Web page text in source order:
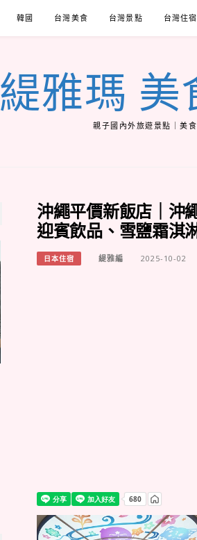
韓國 台灣美食 台灣景點 台灣住宿
緹雅瑪 美
親子國內外旅遊景點｜美
沖繩平價新飯店｜沖
迎賓飲品、雪鹽霜淇
日本住宿 緹雅編 2025-10-02